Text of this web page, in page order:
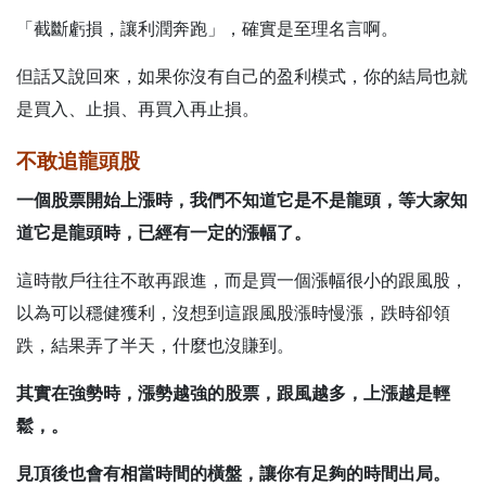
「截斷虧損，讓利潤奔跑」，確實是至理名言啊。
但話又說回來，如果你沒有自己的盈利模式，你的結局也就
是買入、止損、再買入再止損。
不敢追龍頭股
一個股票開始上漲時，我們不知道它是不是龍頭，等大家知
道它是龍頭時，已經有一定的漲幅了。
這時散戶往往不敢再跟進，而是買一個漲幅很小的跟風股，
以為可以穩健獲利，沒想到這跟風股漲時慢漲，跌時卻領
跌，結果弄了半天，什麼也沒賺到。
其實在強勢時，漲勢越強的股票，跟風越多，上漲越是輕
鬆，。
見頂後也會有相當時間的橫盤，讓你有足夠的時間出局。